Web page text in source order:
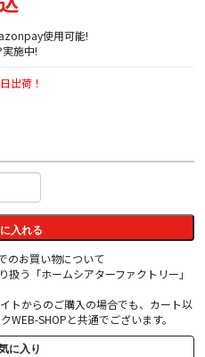
使用可能!
施中!
出荷！
入れる
のお買い物について
う「ホームシアターファクトリー」
トからのご購入の場合でも、カート以
WEB-SHOPと共通でございます。
に入り